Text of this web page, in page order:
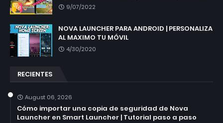
9/07/2022
NOVA LAUNCHER PARA ANDROID | PERSONALIZA
AL MAXIMO TU MÓVIL
4/30/2020
RECIENTES
August 06, 2026
Cómo importar una copia de seguridad de Nova
Launcher en Smart Launcher | Tutorial paso a paso